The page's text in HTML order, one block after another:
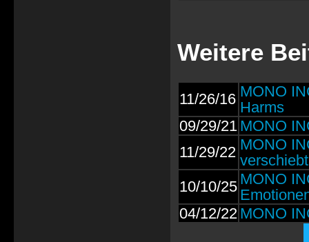
Weitere
11/26/16 MONO
Harms
09/29/21 MONO
11/29/22 MONO
10/10/25 MONO
04/12/22 MONO